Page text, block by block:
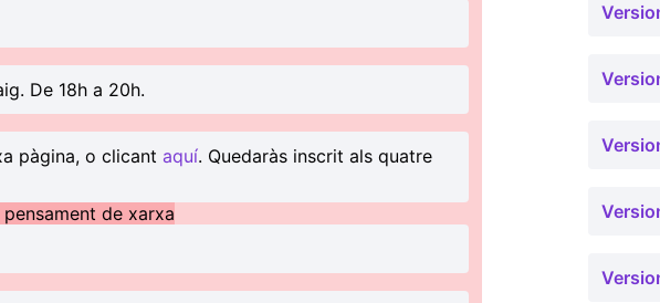
De 18h a 20h.
pàgina, o clicant aquí. Quedaràs inscrit als quatre
de xarxa